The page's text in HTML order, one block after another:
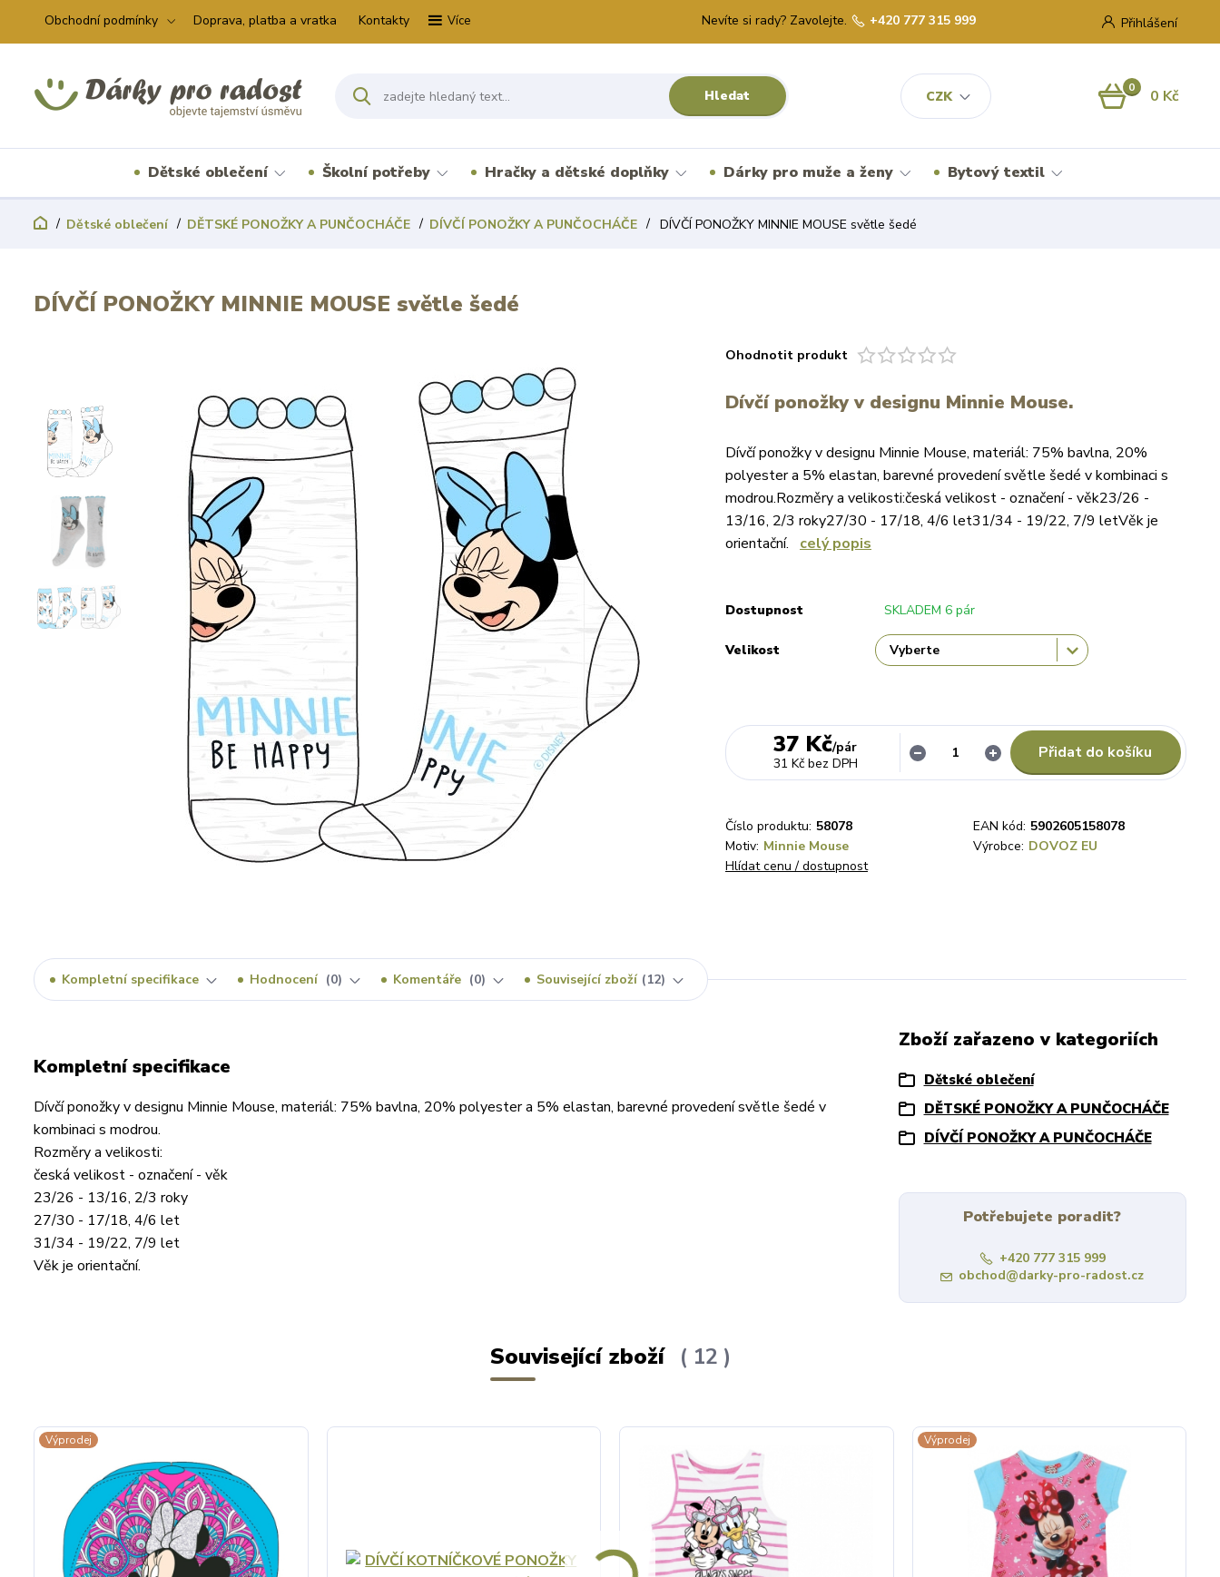
Obchodní podmínky Doprava, platba a vratka Kontakty Více
CZK
Přihlášení
Hledat
Nevíte si rady? Zavolejte. +420 777 315 999
0 0 Kč
Dětské oblečení Školní potřeby Hračky a dětské doplňky Dárky pro muže a ženy Bytový textil
Dětské oblečení DĚTSKÉ PONOŽKY A PUNČOCHÁČE DÍVČÍ PONOŽKY A PUNČOCHÁČE DÍVČÍ PONOŽKY MINNIE MOUSE světle šedé
DÍVČÍ PONOŽKY MINNIE MOUSE světle šedé
Ohodnotit produkt
Dívčí ponožky v designu Minnie Mouse.
Dívčí ponožky v designu Minnie Mouse, materiál: 75% bavlna, 20%
polyester a 5% elastan, barevné provedení světle šedé v kombinaci s
modrou.Rozměry a velikosti:česká velikost - označení - věk23/26 -
13/16, 2/3 roky27/30 - 17/18, 4/6 let31/34 - 19/22, 7/9 letVěk je
orientační. celý popis
Dostupnost SKLADEM 6 pár
Velikost
37 Kč/pár
31 Kč bez DPH
Přidat do košíku
Číslo produktu: 58078 EAN kód: 5902605158078
Motiv: Minnie Mouse Výrobce: DOVOZ EU
Hlídat cenu / dostupnost
Kompletní specifikace Hodnocení 0 Komentáře 0 Související zboží 12
Kompletní specifikace
Dívčí ponožky v designu Minnie Mouse, materiál: 75% bavlna, 20% polyester a 5% elastan, barevné provedení světle šedé v
kombinaci s modrou.
Rozměry a velikosti:
česká velikost - označení - věk
23/26 - 13/16, 2/3 roky
27/30 - 17/18, 4/6 let
31/34 - 19/22, 7/9 let
Věk je orientační.
Zboží zařazeno v kategoriích
Dětské oblečení
DĚTSKÉ PONOŽKY A PUNČOCHÁČE
DÍVČÍ PONOŽKY A PUNČOCHÁČE
Potřebujete poradit?
+420 777 315 999
obchod@darky-pro-radost.cz
Související zboží 12
Výprodej Výprodej